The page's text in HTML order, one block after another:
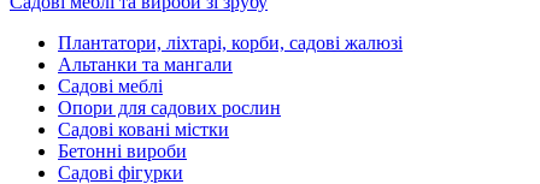
Плантатори, ліхтарі, корби, садові жалюзі
Альтанки та мангали
Садові меблі
Опори для садових рослин
Садові ковані містки
Бетонні вироби
Садові фігурки